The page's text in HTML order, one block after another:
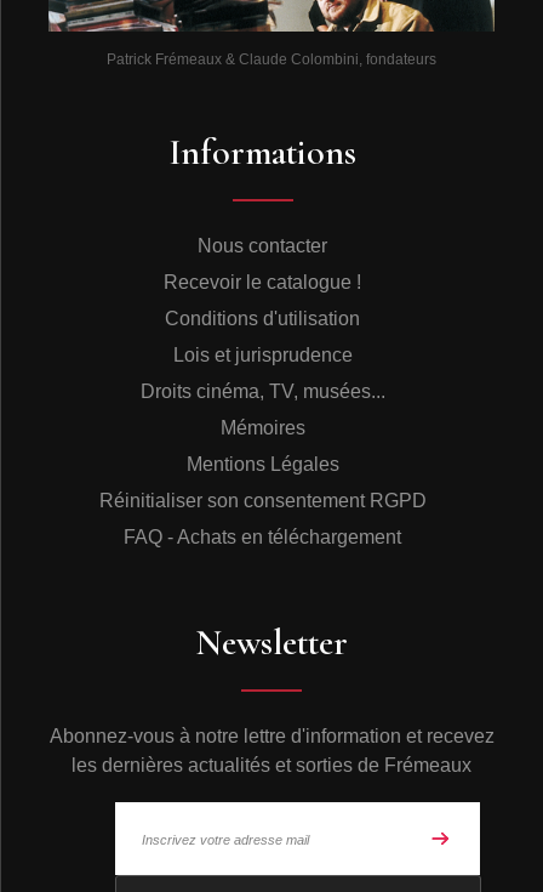
Patrick Frémeaux & Claude Colombini, fondateurs
Informations
Nous contacter
Recevoir le catalogue !
Conditions d'utilisation
Lois et jurisprudence
Droits cinéma, TV, musées...
Mémoires
Mentions Légales
Réinitialiser son consentement RGPD
FAQ - Achats en téléchargement
Newsletter
Abonnez-vous à notre lettre d'information et recevez
les dernières actualités et sorties de Frémeaux